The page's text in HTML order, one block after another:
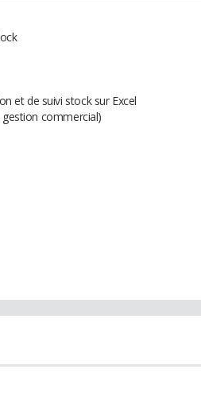
et de suivi stock sur Excel
gestion commercial)